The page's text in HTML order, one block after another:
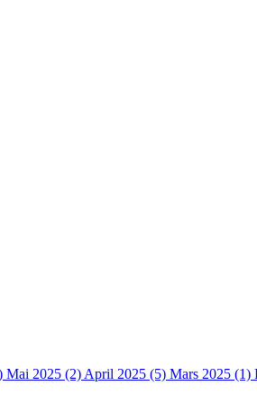
Mai 2025 (2) April 2025 (5) Mars 2025 (1)